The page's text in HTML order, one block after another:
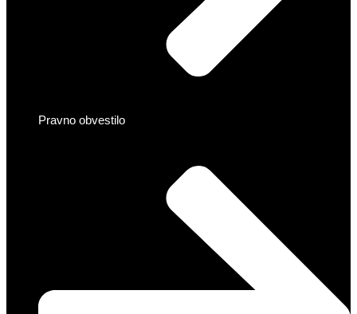
Pravno obvestilo